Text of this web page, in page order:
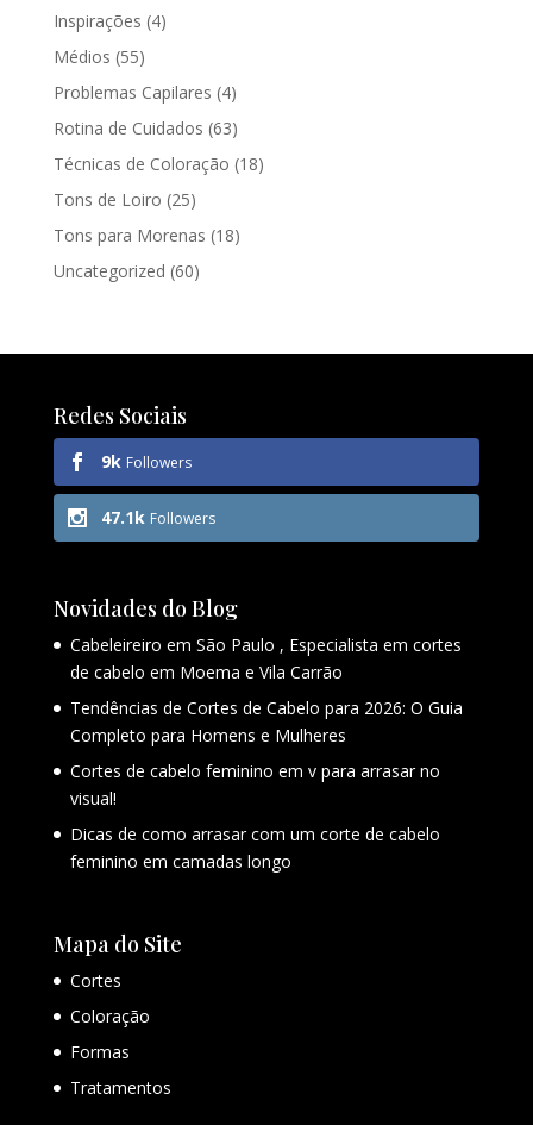
Inspirações (4)
Médios (55)
Problemas Capilares (4)
Rotina de Cuidados (63)
Técnicas de Coloração (18)
Tons de Loiro (25)
Tons para Morenas (18)
Uncategorized (60)
Redes Sociais
9k Followers
47.1k Followers
Novidades do Blog
Cabeleireiro em São Paulo , Especialista em cortes
de cabelo em Moema e Vila Carrão
Tendências de Cortes de Cabelo para 2026: O Guia
Completo para Homens e Mulheres
Cortes de cabelo feminino em v para arrasar no
visual!
Dicas de como arrasar com um corte de cabelo
feminino em camadas longo
Mapa do Site
Cortes
Coloração
Formas
Tratamentos